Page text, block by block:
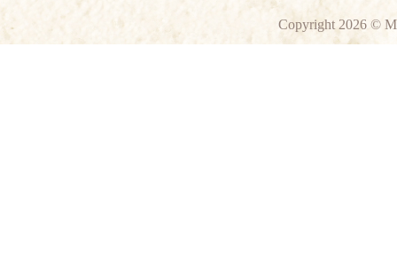
Copyright 2026 ©